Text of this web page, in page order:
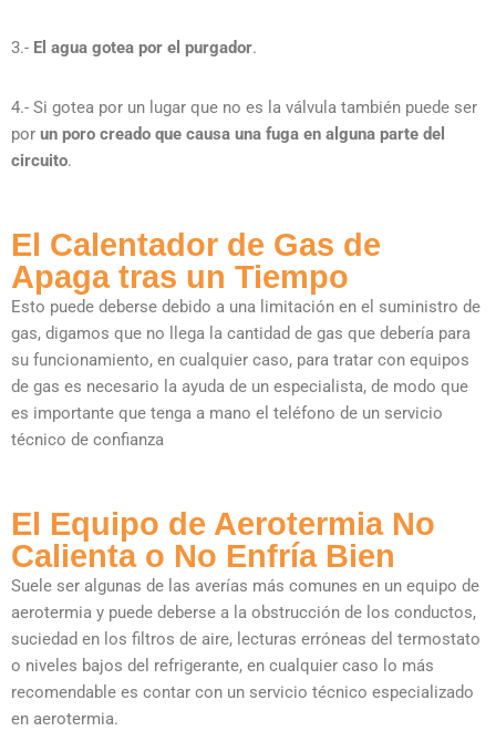
3.- El agua gotea por el purgador.
4.- Si gotea por un lugar que no es la válvula también puede ser
por un poro creado que causa una fuga en alguna parte del
circuito.
El Calentador de Gas de
Apaga tras un Tiempo
Esto puede deberse debido a una limitación en el suministro de
gas, digamos que no llega la cantidad de gas que debería para
su funcionamiento, en cualquier caso, para tratar con equipos
de gas es necesario la ayuda de un especialista, de modo que
es importante que tenga a mano el teléfono de un servicio
técnico de confianza
El Equipo de Aerotermia No
Calienta o No Enfría Bien
Suele ser algunas de las averías más comunes en un equipo de
aerotermia y puede deberse a la obstrucción de los conductos,
suciedad en los filtros de aire, lecturas erróneas del termostato
o niveles bajos del refrigerante, en cualquier caso lo más
recomendable es contar con un servicio técnico especializado
en aerotermia.